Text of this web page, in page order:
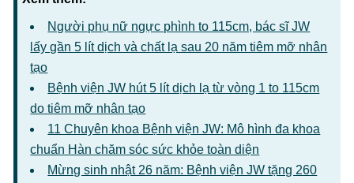
Người phụ nữ ngực phình to 115cm, bác sĩ JW
lấy gần 5 lít dịch và chất lạ sau 20 năm tiêm mỡ nhân
tạo
Bệnh viện JW hút 5 lít dịch lạ từ vòng 1 to 115cm
do tiêm mỡ nhân tạo
11 Chuyên khoa Bệnh viện JW: Mô hình đa khoa
chuẩn Hàn chăm sóc sức khỏe toàn diện
Mừng sinh nhật 26 năm: Bệnh viện JW tặng 260